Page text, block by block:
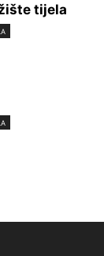
tijela